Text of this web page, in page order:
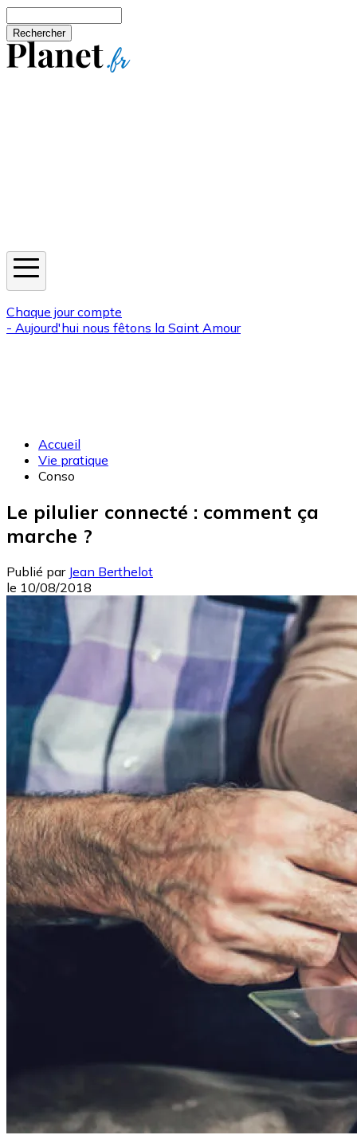
Chaque jour compte
- Aujourd'hui nous fêtons la Saint Amour
Accueil
Vie pratique
Conso
Le pilulier connecté : comment ça
marche ?
Publié par Jean Berthelot
le 10/08/2018